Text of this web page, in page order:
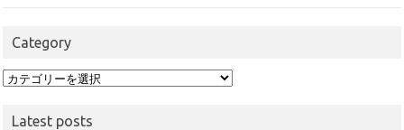
Category
Category
Latest posts